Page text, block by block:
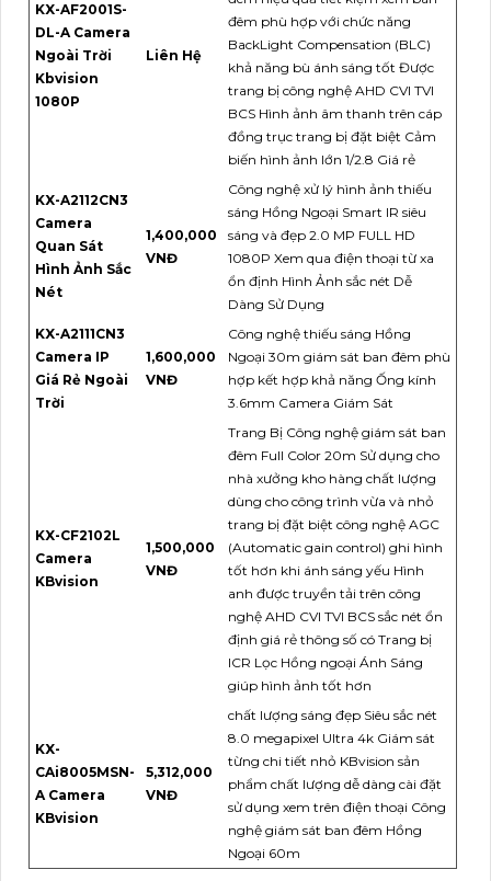
KX-AF2001S-
DL-A Camera
Ngoài Trời
Kbvision
1080P
Liên Hệ
đêm phù hợp với chức năng
BackLight Compensation (BLC)
khả năng bù ánh sáng tốt Được
trang bị công nghệ AHD CVI TVI
BCS Hình ảnh âm thanh trên cáp
đồng trục trang bị đặt biệt Cảm
biến hình ảnh lớn 1/2.8 Giá rẻ
KX-A2112CN3
Camera
Quan Sát
Hình Ảnh Sắc
Nét
1,400,000
VNĐ
Công nghệ xử lý hình ảnh thiếu
sáng Hồng Ngoại Smart IR siêu
sáng và đẹp 2.0 MP FULL HD
1080P Xem qua điện thoại từ xa
ổn định Hình Ảnh sắc nét Dễ
Dàng Sử Dụng
KX-A2111CN3
Camera IP
Giá Rẻ Ngoài
Trời
1,600,000
VNĐ
Công nghệ thiếu sáng Hồng
Ngoại 30m giám sát ban đêm phù
hợp kết hợp khả năng Ống kính
3.6mm Camera Giám Sát
KX-CF2102L
Camera
KBvision
1,500,000
VNĐ
Trang Bị Công nghệ giám sát ban
đêm Full Color 20m Sử dụng cho
nhà xưởng kho hàng chất lượng
dùng cho công trình vừa và nhỏ
trang bị đặt biệt công nghệ AGC
(Automatic gain control) ghi hình
tốt hơn khi ánh sáng yếu Hình
anh được truyền tải trên công
nghệ AHD CVI TVI BCS sắc nét ổn
định giá rẻ thông số có Trang bị
ICR Lọc Hồng ngoại Ánh Sáng
giúp hình ảnh tốt hơn
KX-
CAi8005MSN-
A Camera
KBvision
5,312,000
VNĐ
chất lượng sáng đẹp Siêu sắc nét
8.0 megapixel Ultra 4k Giám sát
từng chi tiết nhỏ KBvision sản
phẩm chất lượng dễ dàng cài đặt
sử dụng xem trên điện thoại Công
nghệ giám sát ban đêm Hồng
Ngoại 60m